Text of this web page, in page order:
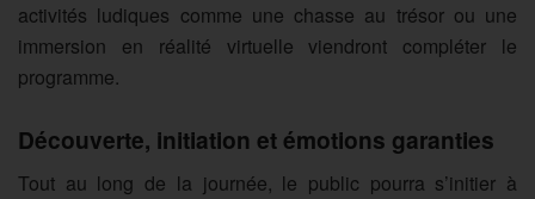
activités ludiques comme une chasse au trésor ou une
immersion en réalité virtuelle viendront compléter le
programme.
Découverte, initiation et émotions garanties
Tout au long de la journée, le public pourra s’initier à